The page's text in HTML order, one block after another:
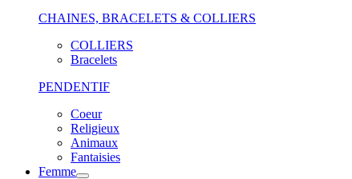
CHAINES, BRACELETS & COLLIERS
COLLIERS
Bracelets
PENDENTIF
Coeur
Religieux
Animaux
Fantaisies
Femme